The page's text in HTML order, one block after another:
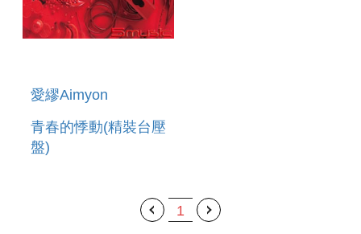
愛繆Aimyon
青春的悸動(精裝台壓
盤)
1